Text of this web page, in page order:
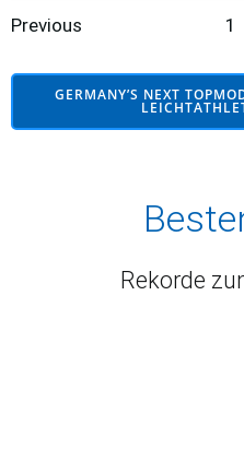
Posts
navigation
Previous 1
GERMANY’S NEXT
Rekorde